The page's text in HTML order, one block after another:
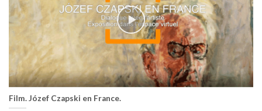
Film. Józef Czapski en France.